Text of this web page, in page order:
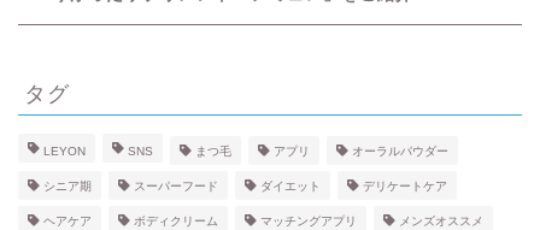
タグ
LEYON SNS まつ毛 アプリ オーラルパウダー
シニア期 スーパーフード ダイエット デリケートケア
ヘアケア ボディクリーム マッチングアプリ メンズオススメ